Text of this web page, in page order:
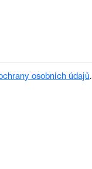
osobních údajů.